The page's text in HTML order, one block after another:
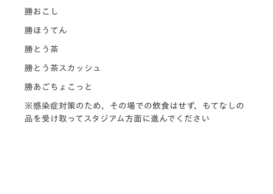
勝おこし
勝ほうてん
勝とう茶
勝とう茶スカッシュ
勝あごちょこっと
※感染症対策のため、その場での飲食はせず、もてなしの
品を受け取ってスタジアム方面に進んでください